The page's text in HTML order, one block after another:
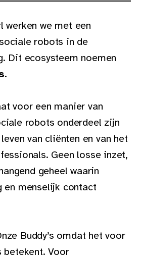
werken we met een
robots in de
Dit ecosysteem noemen
.
voor een manier van
robots onderdeel zijn
van cliënten en van het
Geen losse inzet,
geheel waarin
en menselijk contact
Buddy’s omdat het voor
betekent. Voor